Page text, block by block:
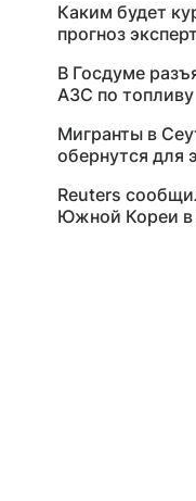
Каким будет
прогноз
В Госдуме
АЗС по топливу
Мигранты в
обернутся для
Reuters
Южной Кореи